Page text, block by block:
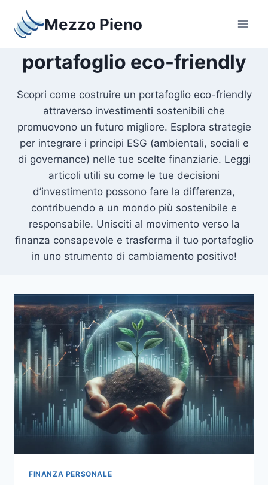
contenuto
Mezzo Pieno
portafoglio eco-friendly
Scopri come costruire un portafoglio eco-friendly
attraverso investimenti sostenibili che
promuovono un futuro migliore. Esplora strategie
per integrare i principi ESG (ambientali, sociali e
di governance) nelle tue scelte finanziarie. Leggi
articoli utili su come le tue decisioni
d’investimento possono fare la differenza,
contribuendo a un mondo più sostenibile e
responsabile. Unisciti al movimento verso la
finanza consapevole e trasforma il tuo portafoglio
in uno strumento di cambiamento positivo!
FINANZA PERSONALE